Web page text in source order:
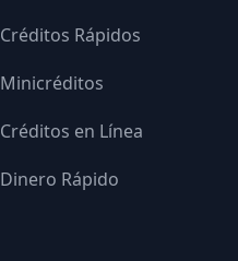
Créditos Rápidos
Minicréditos
Créditos en Línea
Dinero Rápido